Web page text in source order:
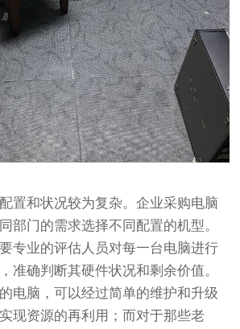
置和状况较为复杂。企业采购电脑
部门的需求选择不同配置的机型。
专业的评估人员对每一台电脑进行
准确判断其硬件状况和剩余价值。
电脑，可以经过简单的维护和升级
现资源的再利用；而对于那些老